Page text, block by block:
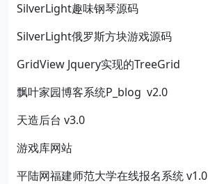
SilverLight趣味钢琴源码
SilverLight俄罗斯方块游戏源码
GridView Jquery实现的TreeGrid
飘叶家园博客系统P_blog v2.0
天造后台 v3.0
游戏库网站
平陆网福建师范大学在线报名系统 v1.0